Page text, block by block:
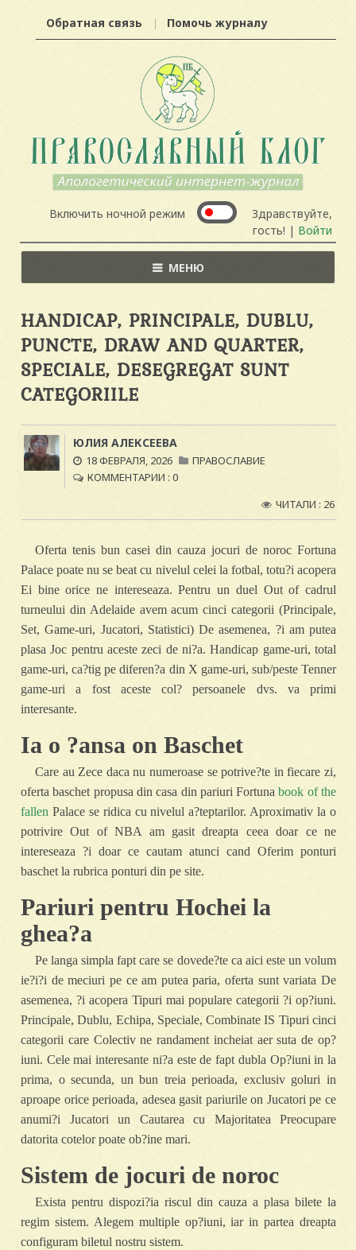
Обратная связь Помочь журналу
Включить ночной режим
Здравствуйте,
гость! | Войти
МЕНЮ
HANDICAP, PRINCIPALE, DUBLU,
PUNCTE, DRAW AND QUARTER,
SPECIALE, DESEGREGAT SUNT
CATEGORIILE
ЮЛИЯ АЛЕКСЕЕВА
18 ФЕВРАЛЯ, 2026
ПРАВОСЛАВИЕ
КОММЕНТАРИИ : 0
ЧИТАЛИ : 26
Oferta tenis bun casei din cauza jocuri de noroc Fortuna
Palace poate nu se beat cu nivelul celei la fotbal, totu?i acopera
Ei bine orice ne intereseaza. Pentru un duel Out of cadrul
turneului din Adelaide avem acum cinci categorii (Principale,
Set, Game-uri, Jucatori, Statistici) De asemenea, ?i am putea
plasa Joc pentru aceste zeci de ni?a. Handicap game-uri, total
game-uri, ca?tig pe diferen?a din X game-uri, sub/peste Tenner
game-uri a fost aceste col? persoanele dvs. va primi
interesante.
Ia o ?ansa on Baschet
Care au Zece daca nu numeroase se potrive?te in fiecare zi,
oferta baschet propusa din casa din pariuri Fortunabook of the
fallen Palace se ridica cu nivelul a?teptarilor. Aproximativ la o
potrivire Out of NBA am gasit dreapta ceea doar ce ne
intereseaza ?i doar ce cautam atunci cand Oferim ponturi
baschet la rubrica ponturi din pe site.
Pariuri pentru Hochei la
ghea?a
Pe langa simpla fapt care se dovede?te ca aici este un volum
ie?i?i de meciuri pe ce am putea paria, oferta sunt variata De
asemenea, ?i acopera Tipuri mai populare categorii ?i op?iuni.
Principale, Dublu, Echipa, Speciale, Combinate IS Tipuri cinci
categorii care Colectiv ne randament incheiat aer suta de op?
iuni. Cele mai interesante ni?a este de fapt dubla Op?iuni in la
prima, o secunda, un bun treia perioada, exclusiv goluri in
aproape orice perioada, adesea gasit pariurile on Jucatori pe ce
anumi?i Jucatori un Cautarea cu Majoritatea Preocupare
datorita cotelor poate ob?ine mari.
Sistem de jocuri de noroc
Exista pentru dispozi?ia riscul din cauza a plasa bilete la
regim sistem. Alegem multiple op?iuni, iar in partea dreapta
configuram biletul nostru sistem.